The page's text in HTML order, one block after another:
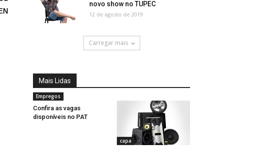
novo show no TUPEC
12 de agosto de 2019
Carregar mais
Mais Lidas
Empregos
Confira as vagas
disponíveis no PAT
capa